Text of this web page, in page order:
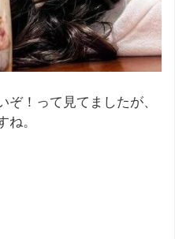
！って見てましたが、
ね。